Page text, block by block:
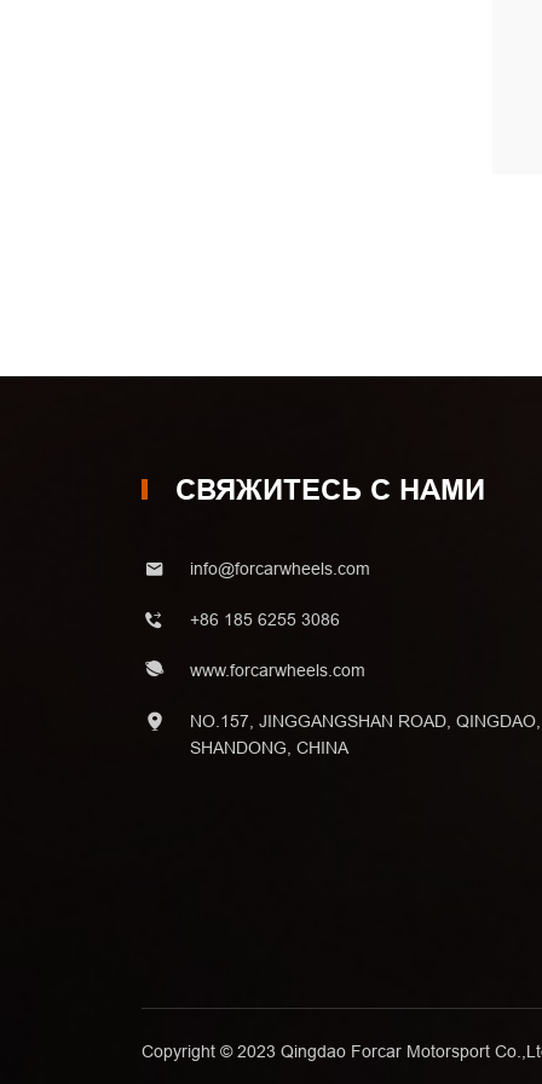
СВЯЖИТЕСЬ С НАМИ
info@forcarwheels.com
+86 185 6255 3086
www.forcarwheels.com
NO.157, JINGGANGSHAN ROAD, QINGDAO,
SHANDONG, CHINA
Copyright © 2023 Qingdao Forcar Motorsport